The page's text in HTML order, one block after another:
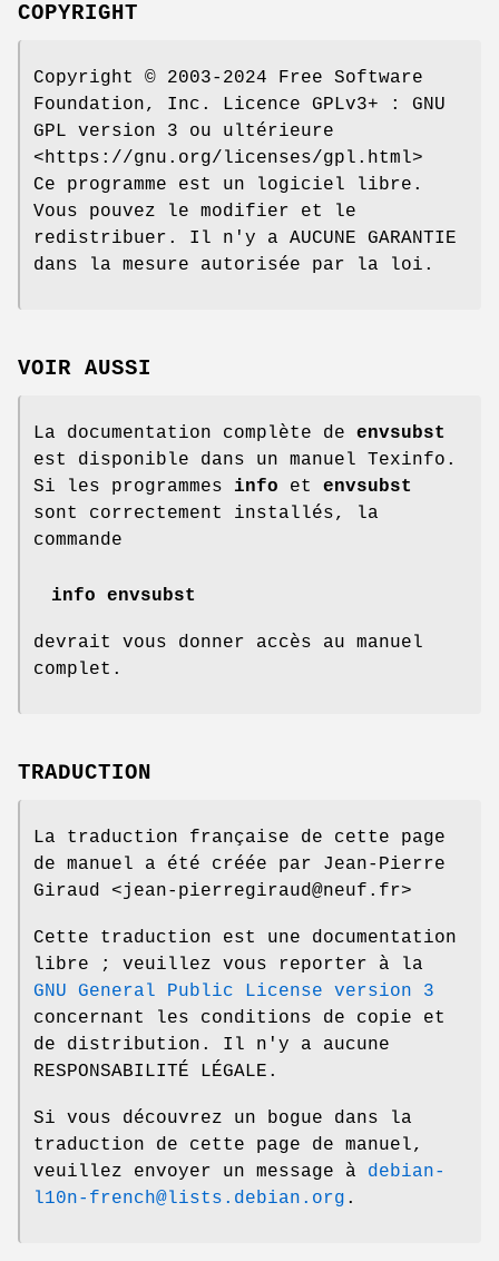
COPYRIGHT
Copyright © 2003-2024 Free Software
Foundation, Inc. Licence GPLv3+ : GNU
GPL version 3 ou ultérieure
<https://gnu.org/licenses/gpl.html>
Ce programme est un logiciel libre.
Vous pouvez le modifier et le
redistribuer. Il n'y a AUCUNE GARANTIE
dans la mesure autorisée par la loi.
VOIR AUSSI
La documentation complète de envsubst
est disponible dans un manuel Texinfo.
Si les programmes info et envsubst
sont correctement installés, la
commande
info envsubst
devrait vous donner accès au manuel
complet.
TRADUCTION
La traduction française de cette page
de manuel a été créée par Jean-Pierre
Giraud <jean-pierregiraud@neuf.fr>
Cette traduction est une documentation
libre ; veuillez vous reporter à la
GNU General Public License version 3
concernant les conditions de copie et
de distribution. Il n'y a aucune
RESPONSABILITÉ LÉGALE.
Si vous découvrez un bogue dans la
traduction de cette page de manuel,
veuillez envoyer un message à debian-
l10n-french@lists.debian.org .